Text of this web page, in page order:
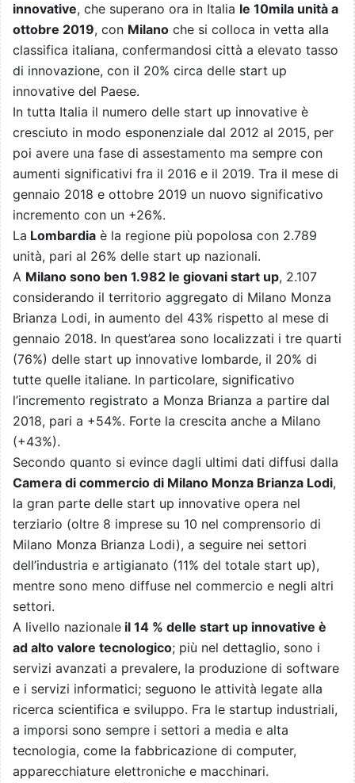
innovative, che superano ora in Italia le 10mila unità a
ottobre 2019, con Milano che si colloca in vetta alla
classifica italiana, confermandosi città a elevato tasso
di innovazione, con il 20% circa delle start up
innovative del Paese.
In tutta Italia il numero delle start up innovative è
cresciuto in modo esponenziale dal 2012 al 2015, per
poi avere una fase di assestamento ma sempre con
aumenti significativi fra il 2016 e il 2019. Tra il mese di
gennaio 2018 e ottobre 2019 un nuovo significativo
incremento con un +26%.
La Lombardia è la regione più popolosa con 2.789
unità, pari al 26% delle start up nazionali.
A Milano sono ben 1.982 le giovani start up, 2.107
considerando il territorio aggregato di Milano Monza
Brianza Lodi, in aumento del 43% rispetto al mese di
gennaio 2018. In quest’area sono localizzati i tre quarti
(76%) delle start up innovative lombarde, il 20% di
tutte quelle italiane. In particolare, significativo
l’incremento registrato a Monza Brianza a partire dal
2018, pari a +54%. Forte la crescita anche a Milano
(+43%).
Secondo quanto si evince dagli ultimi dati diffusi dalla
Camera di commercio di Milano Monza Brianza Lodi,
la gran parte delle start up innovative opera nel
terziario (oltre 8 imprese su 10 nel comprensorio di
Milano Monza Brianza Lodi), a seguire nei settori
dell’industria e artigianato (11% del totale start up),
mentre sono meno diffuse nel commercio e negli altri
settori.
A livello nazionale il 14 % delle start up innovative è
ad alto valore tecnologico; più nel dettaglio, sono i
servizi avanzati a prevalere, la produzione di software
e i servizi informatici; seguono le attività legate alla
ricerca scientifica e sviluppo. Fra le startup industriali,
a imporsi sono sempre i settori a media e alta
tecnologia, come la fabbricazione di computer,
apparecchiature elettroniche e macchinari.